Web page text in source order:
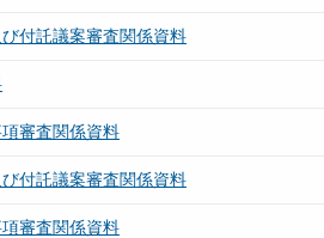
付託議案審査関係資料
審査関係資料
付託議案審査関係資料
審査関係資料